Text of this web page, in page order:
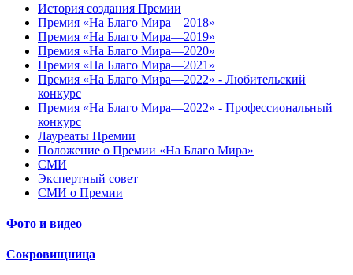
История создания Премии
Премия «На Благо Мира—2018»
Премия «На Благо Мира—2019»
Премия «На Благо Мира—2020»
Премия «На Благо Мира—2021»
Премия «На Благо Мира—2022» - Любительский
конкурс
Премия «На Благо Мира—2022» - Профессиональный
конкурс
Лауреаты Премии
Положение о Премии «На Благо Мира»
СМИ
Экспертный совет
СМИ о Премии
Фото и видео
Сокровищница